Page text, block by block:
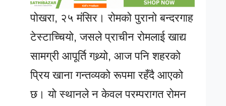
पोखरा, २५ मंसिर। रोमको पुरानो बन्दरगाह
टेस्टाच्चियो, जसले प्राचीन रोमलाई खाद्य
सामग्री आपूर्ति गथ्र्यो, आज पनि शहरको
प्रिय खाना गन्तव्यको रूपमा रहँदै आएको
छ। यो स्थानले न केवल परम्परागत रोमन